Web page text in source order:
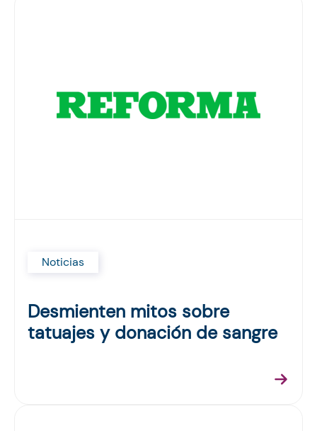
Noticias
Desmienten mitos sobre
tatuajes y donación de sangre